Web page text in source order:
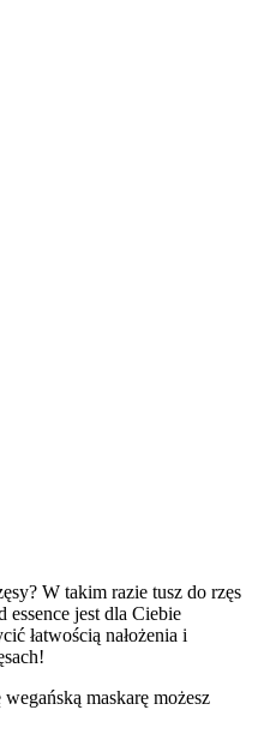
W takim razie tusz do rzęs
jest dla Ciebie
łatwością nałożenia i
maskarę możesz